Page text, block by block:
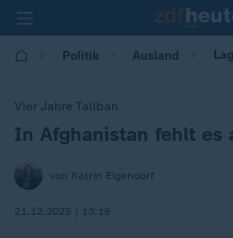
Politik Ausland
Vier Jahre Taliban
:
In Afghanistan fehlt es
von Katrin Eigendorf
21.12.2025 | 13:19